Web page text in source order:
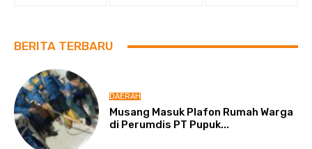
BERITA TERBARU
DAERAH
Musang Masuk Plafon Rumah Warga
di Perumdis PT Pupuk...